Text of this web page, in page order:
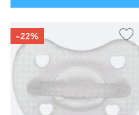
-22%